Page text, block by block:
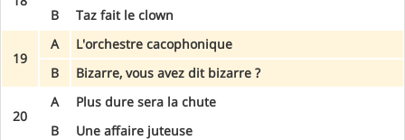
B
Taz fait le clown
19
A
L'orchestre cacophonique
B
Bizarre, vous avez dit bizarre ?
20
A
Plus dure sera la chute
B
Une affaire juteuse